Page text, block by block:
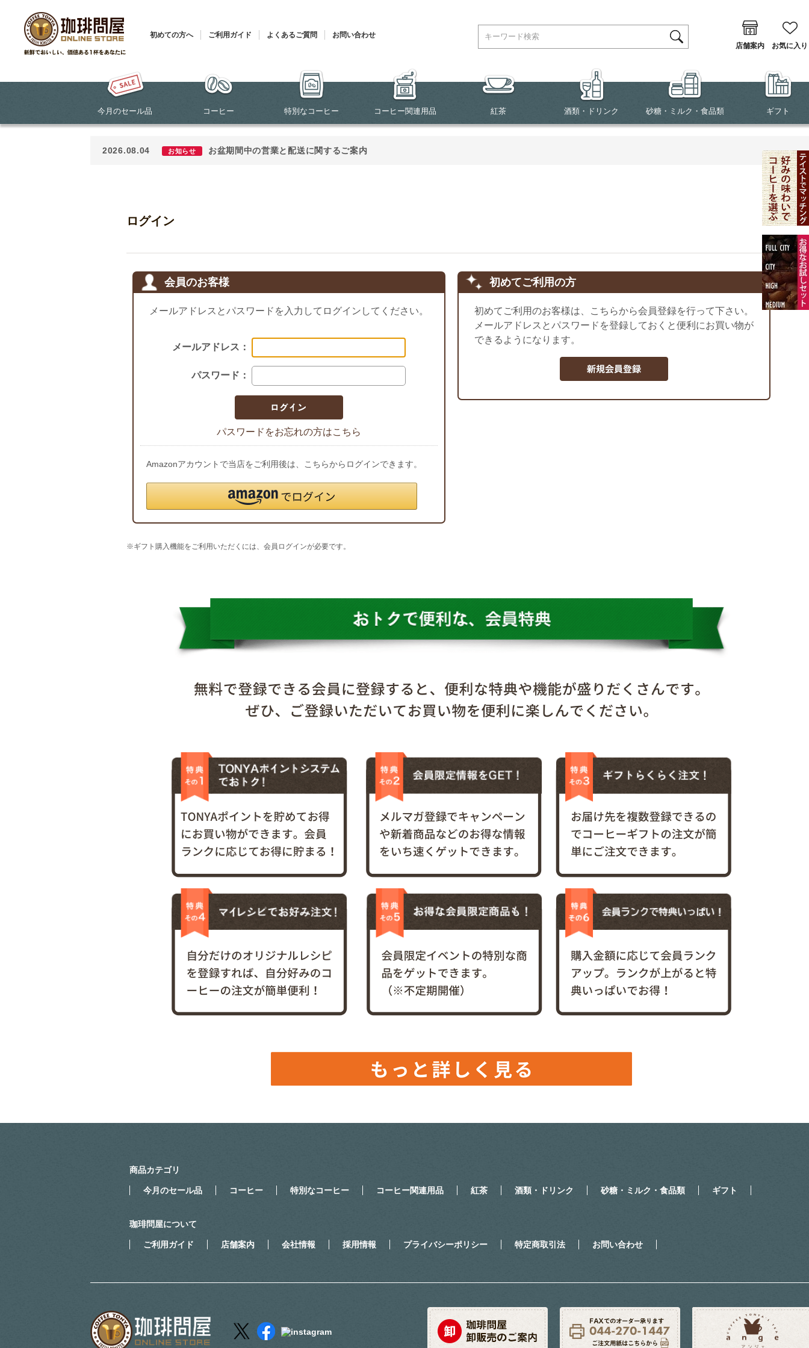
初めての方へ ご利用ガイド よくあるご質問
お問い合わせ
店舗案内
お気に入り
今月のセール品 コーヒー 特別なコーヒー コーヒー関連用品 紅茶 酒類・ドリンク 砂糖・ミルク・食品類 ギフト
2026.08.04 お知らせ お盆期間中の営業と配送に関するご案内
ログイン
会員のお客様
メールアドレスとパスワードを入力してログインしてください。
メールアドレス：
パスワード：
パスワードをお忘れの方はこちら
Amazonアカウントで当店をご利用後は、こちらからログインできます。
初めてご利用の方
初めてご利用のお客様は、こちらから会員登録を行って下さい。
メールアドレスとパスワードを登録しておくと便利にお買い物が
できるようになります。
※ギフト購入機能をご利用いただくには、会員ログインが必要です。
商品カテゴリ
今月のセール品 コーヒー 特別なコーヒー コーヒー関連用品 紅茶 酒類・ドリンク 砂糖・ミルク・食品類 ギフト
珈琲問屋について
ご利用ガイド 店舗案内 会社情報 採用情報 プライバシーポリシー 特定商取引法 お問い合わせ